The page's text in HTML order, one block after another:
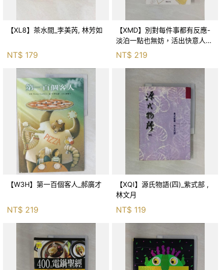
【XL8】茶水間_李美芮, 林芳如
NT$ 179
【XMD】別對每件事都有反應-
淡泊一點也無妨，活出快意人生
的99個禪練習！_枡野俊明, 黃
薇嬪
NT$ 219
【W3H】第一百個客人_郝廣才
NT$ 219
【XQI】源氏物語(四)_紫式部 ,
林文月
NT$ 119